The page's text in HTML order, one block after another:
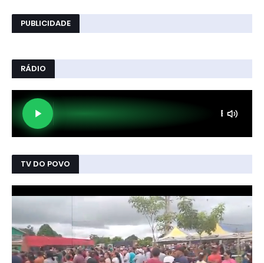
PUBLICIDADE
RÁDIO
TV DO POVO